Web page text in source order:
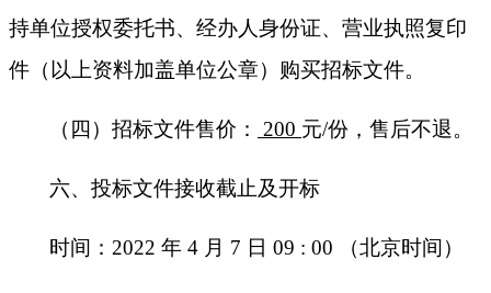
持单位授权委托书、经办人身份证、营业执照复印
件（以上资料加盖单位公章）购买招标文件。
（ 四 ）招标文件售价： 200 元/份，售后不退。
六、投标文件接收截止及开标
时间： 2022 年 4 月 7 日 09 : 00 （北京时间）